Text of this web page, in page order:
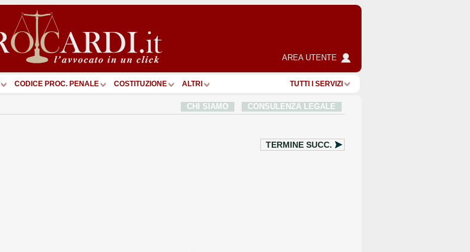
AREA UTENTE
CODICE PROC. PENALE COSTITUZIONE ALTRI TUTTI I SERVIZI
CHI SIAMO
CONSULENZA LEGALE
TERMINE SUCC.